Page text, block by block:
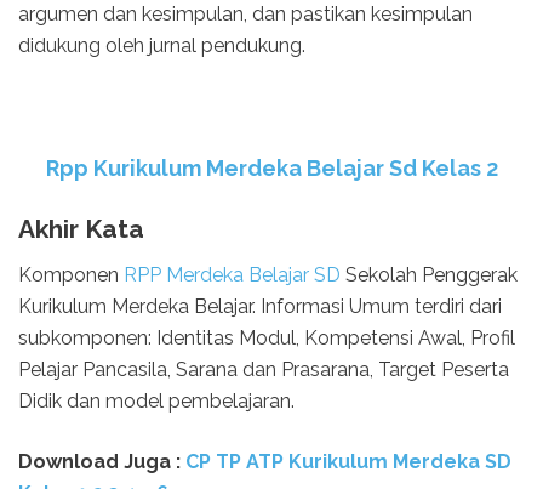
argumen dan kesimpulan, dan pastikan kesimpulan
didukung oleh jurnal pendukung.
Rpp Kurikulum Merdeka Belajar Sd Kelas 2
Akhir Kata
Komponen RPP Merdeka Belajar SD Sekolah Penggerak
Kurikulum Merdeka Belajar. Informasi Umum terdiri dari
subkomponen: Identitas Modul, Kompetensi Awal, Profil
Pelajar Pancasila, Sarana dan Prasarana, Target Peserta
Didik dan model pembelajaran.
Download Juga : CP TP ATP Kurikulum Merdeka SD